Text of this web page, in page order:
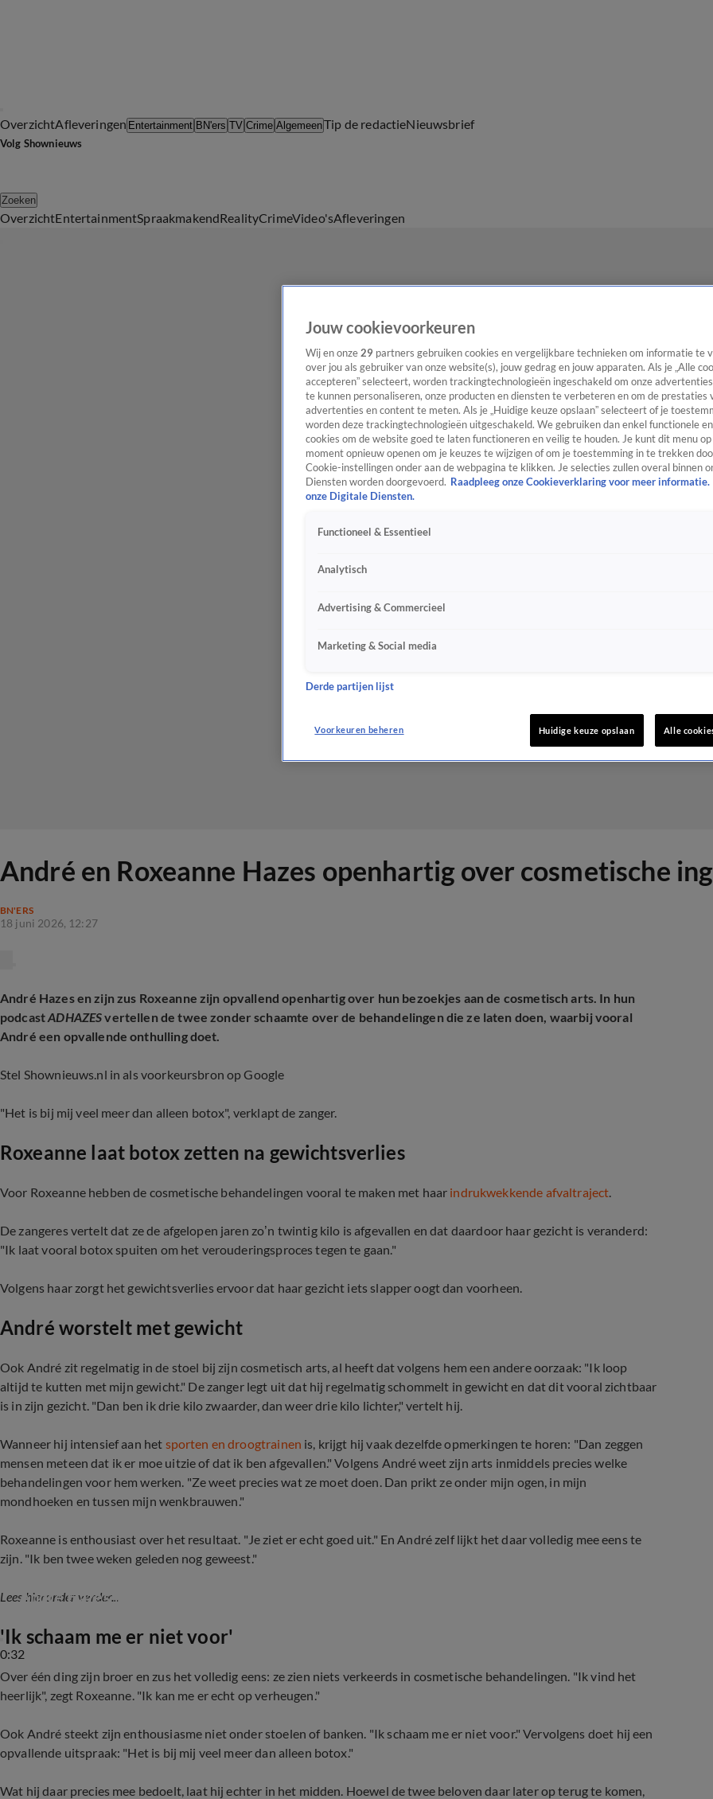
OverzichtAfleveringen Entertainment BN'ers TV Crime AlgemeenTip de redactieNieuwsbrief
Volg Shownieuws
Zoeken
OverzichtEntertainmentSpraakmakendRealityCrimeVideo'sAfleveringen
André en Roxeanne Hazes openhartig over cosmetische
BN'ERS
18 juni 2026, 12:27
André Hazes en zijn zus Roxeanne zijn opvallend openhartig over hun bezoekjes aan de cosmetisch arts. In hun
podcastADHAZESvertellen de twee zonder schaamte over de behandelingen die ze laten doen, waarbij vooral
André een opvallende onthulling doet.
Stel Shownieuws.nl in als voorkeursbron op Google
"Het is bij mij veel meer dan alleen botox", verklapt de zanger.
Roxeanne laat botox zetten na gewichtsverlies
Voor Roxeanne hebben de cosmetische behandelingen vooral te maken met haar indrukwekkende afvaltraject.
De zangeres vertelt dat ze de afgelopen jaren zo’n twintig kilo is afgevallen en dat daardoor haar gezicht is veranderd:
"Ik laat vooral botox spuiten om het verouderingsproces tegen te gaan."
Volgens haar zorgt het gewichtsverlies ervoor dat haar gezicht iets slapper oogt dan voorheen.
André worstelt met gewicht
Ook André zit regelmatig in de stoel bij zijn cosmetisch arts, al heeft dat volgens hem een andere oorzaak: "Ik loop
altijd te kutten met mijn gewicht." De zanger legt uit dat hij regelmatig schommelt in gewicht en dat dit vooral zichtbaar
is in zijn gezicht. "Dan ben ik drie kilo zwaarder, dan weer drie kilo lichter," vertelt hij.
Wanneer hij intensief aan het sporten en droogtrainen is, krijgt hij vaak dezelfde opmerkingen te horen: "Dan zeggen
mensen meteen dat ik er moe uitzie of dat ik ben afgevallen." Volgens André weet zijn arts inmiddels precies welke
behandelingen voor hem werken. "Ze weet precies wat ze moet doen. Dan prikt ze onder mijn ogen, in mijn
mondhoeken en tussen mijn wenkbrauwen."
Roxeanne is enthousiast over het resultaat. "Je ziet er echt goed uit." En André zelf lijkt het daar volledig mee eens te
zijn. "Ik ben twee weken geleden nog geweest."
Lees hieronder verder...
0:32
André Hazes fanatiek in de sportschool
'Ik schaam me er niet voor'
Over één ding zijn broer en zus het volledig eens: ze zien niets verkeerds in cosmetische behandelingen. "Ik vind het
heerlijk", zegt Roxeanne. "Ik kan me er echt op verheugen."
Ook André steekt zijn enthousiasme niet onder stoelen of banken. "Ik schaam me er niet voor." Vervolgens doet hij een
opvallende uitspraak: "Het is bij mij veel meer dan alleen botox."
Wat hij daar precies mee bedoelt, laat hij echter in het midden. Hoewel de twee beloven daar later op terug te komen,
Jouw cookievoorkeuren
Wij en onze 29 partners gebruiken cookies en vergelijkbare technieken om informatie te
over jou als gebruiker van onze website(s), jouw gedrag en jouw apparaten. Als je „Alle
accepteren” selecteert, worden trackingtechnologieën ingeschakeld om onze
te kunnen personaliseren, onze producten en diensten te verbeteren en om de prestaties
advertenties en content te meten. Als je „Huidige keuze opslaan” selecteert of je
worden deze trackingtechnologieën uitgeschakeld. We gebruiken dan enkel functionele
cookies om de website goed te laten functioneren en veilig te houden. Je kunt dit menu
moment opnieuw openen om je keuzes te wijzigen of om je toestemming in te trekken
Cookie-instellingen onder aan de webpagina te klikken. Je selecties zullen overal binnen
Diensten worden doorgevoerd. Raadpleeg onze Cookieverklaring voor meer informatie.
onze Digitale Diensten.
Functioneel & Essentieel
Analytisch
Advertising & Commercieel
Marketing & Social media
Derde partijen lijst
Voorkeuren beheren Huidige keuze opslaan Alle